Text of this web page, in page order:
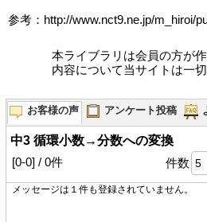
参考：http://www.nct9.ne.jp/m_hiroi/
本ライブラリは会員の方が作
内容について当サイトは一切
お客様の声 アンケート投稿
中3 循環小数→分数への変換
[0-0] / 0件 件数
メッセージは１件も登録されていません。